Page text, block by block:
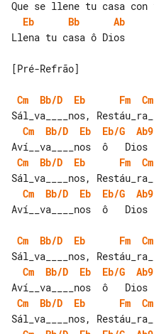
Eb
Bb
Ab
Llena tu casa ô Dios
[Pré-Refrão]
Cm Bb/D Eb Fm Cm
Cm
Bb/D Eb Eb/G
Ab9
Cm
Bb/D Eb Fm Cm
Cm
Bb/D Eb Eb/G
Ab9
Aví__va____nos  ô   Dios
Cm Bb/D Eb Fm Cm
Cm
Bb/D Eb Eb/G
Ab9
Cm
Bb/D Eb Fm Cm